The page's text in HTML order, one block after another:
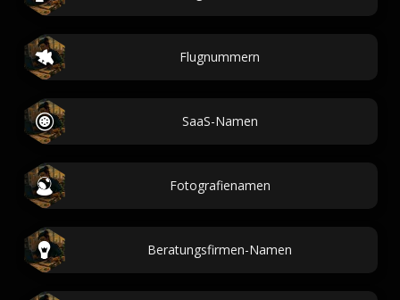
Flugnummern
SaaS-Namen
Fotografienamen
Beratungsfirmen-Namen